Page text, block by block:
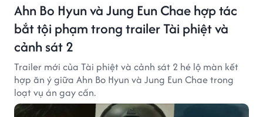
Ahn Bo Hyun và Jung Eun Chae hợp tác
bắt tội phạm trong trailer Tài phiệt và
cảnh sát 2
Trailer mới của Tài phiệt và cảnh sát 2 hé lộ màn kết
hợp ăn ý giữa Ahn Bo Hyun và Jung Eun Chae trong
loạt vụ án gay cấn.